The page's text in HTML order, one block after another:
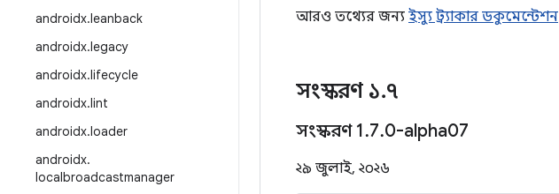
androidx.leanback
androidx.legacy
androidx.lifecycle
androidx.lint
androidx.loader
androidx.
localbroadcastmanager
আরও তথ্যের জন্য ইস্যু ট্র্যাকার ডকুমেন্টেশন
সংস্করণ ১.৭
সংস্করণ 1.7.0-alpha07
২৯ জুলাই, ২০২৬